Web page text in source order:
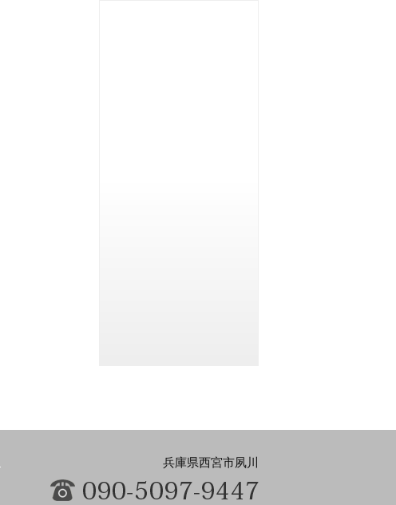
兵庫県西宮市夙川